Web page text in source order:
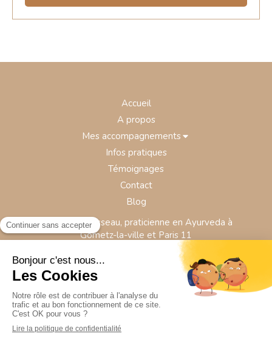
Accueil
A propos
Mes accompagnements
Infos pratiques
Témoignages
Contact
Blog
Florence Morisseau, praticienne en Ayurveda à
Gometz-la-ville et Paris 11
Plan du site
Mentions légales